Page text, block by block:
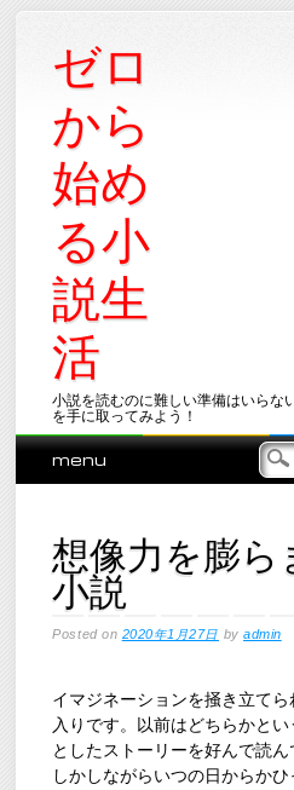
ゼロ
から
始め
る小
説生
活
小説を読むのに難しい準備はいらな
を手に取ってみよう！
Main menu
Skip
menu
想像力を膨
小説
Posted on 2020年1月27日 byadmin
イマジネーションを掻き立て
入りです。以前はどちらかと
としたストーリーを好んで読ん
しかしながらいつの日からか